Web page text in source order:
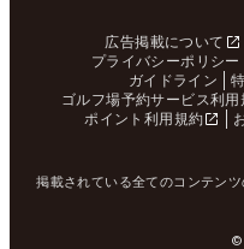
広告掲載について
プライバシーポリシー
ガイドライン
ゴルフ場予約サービス利用
ポイント利用規約
掲載されている全てのコンテン
©